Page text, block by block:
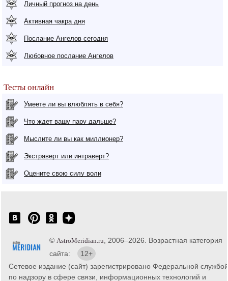
Личный прогноз на день
Активная чакра дня
Послание Ангелов сегодня
Любовное послание Ангелов
Тесты онлайн
Умеете ли вы влюблять в себя?
Что ждет вашу пару дальше?
Мыслите ли вы как миллионер?
Экстраверт или интраверт?
Оцените свою силу воли
© AstroMeridian.ru , 2006–2026. Возрастная категория
сайта:
12+
Сетевое издание (сайт) зарегистрировано Федеральной службой
по надзору в сфере связи, информационных технологий и